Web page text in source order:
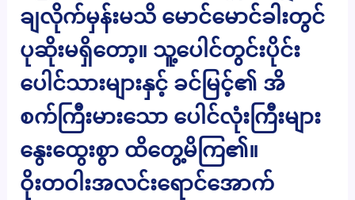
ချလိုက်မှန်းမသိ မောင်မောင်ခါးတွင်
ပုဆိုးမရှိတော့။ သူ့ပေါင်တွင်းပိုင်း
ပေါင်သားများနှင့် ခင်မြင့်၏ အိ
စက်ကြီးမားသော ပေါင်လုံးကြီးများ
နွေးထွေးစွာ ထိတွေ့မိကြ၏။
ဝိုးတဝါးအလင်းရောင်အောက်